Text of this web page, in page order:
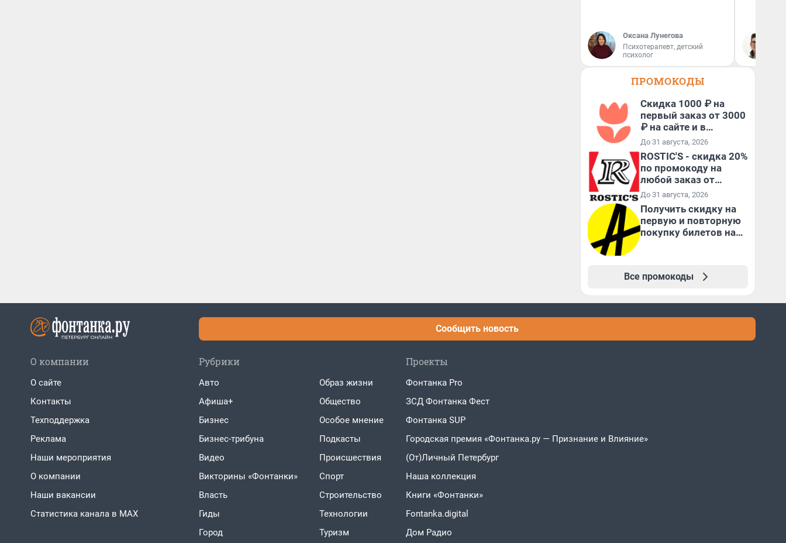
Оксана Лунегова
Психотерапевт, детский
психолог
ПРОМОКОДЫ
Скидка 1000 ₽ на
первый заказ от 3000
₽ на сайте и в
приложении
До 31 августа, 2026
ROSTIC'S - скидка 20%
по промокоду на
любой заказ от
3199₽!
До 31 августа, 2026
Получить скидку на
первую и повторную
покупку билетов на
Все промокоды
Сообщить новость
О компании
О сайте
Контакты
Техподдержка
Реклама
Наши мероприятия
О компании
Наши вакансии
Статистика канала в MAX
Рубрики
Авто
Афиша+
Бизнес
Бизнес-трибуна
Видео
Викторины «Фонтанки»
Власть
Гиды
Город
Образ жизни
Общество
Особое мнение
Подкасты
Проиcшествия
Спорт
Строительство
Технологии
Туризм
Проекты
Фонтанка Pro
ЗСД Фонтанка Фест
Фонтанка SUP
Городская премия «Фонтанка.ру — Признание и Влияние»
(От)Личный Петербург
Наша коллекция
Книги «Фонтанки»
Fontanka.digital
Дом Радио